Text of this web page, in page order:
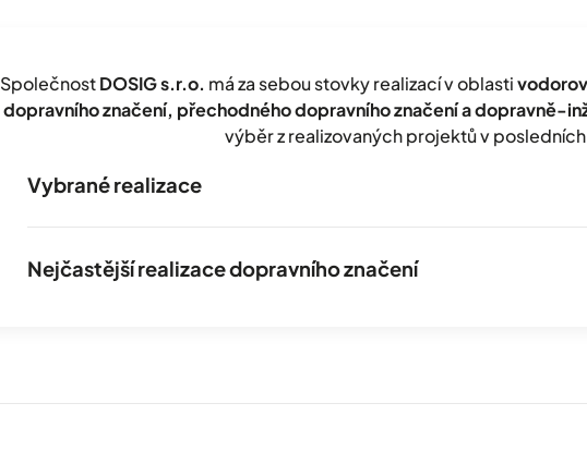
SpolečnostDOSIG s.r.o. má za sebou stovky realizací v oblasti
dopravního značení, přechodného dopravního značení a dopravně-
výběr z realizovaných projektů v
Vybrané realizace
Nejčastější realizace dopravního značení